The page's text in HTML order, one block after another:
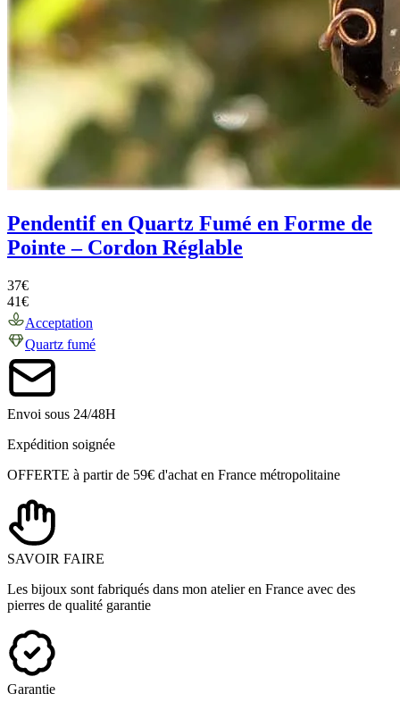
Pendentif en Quartz Fumé en Forme de
Pointe – Cordon Réglable
37€
41€
Acceptation
Quartz fumé
Envoi sous 24/48H
Expédition soignée
OFFERTE à partir de 59€ d'achat en France métropolitaine
SAVOIR FAIRE
Les bijoux sont fabriqués dans mon atelier en France avec des
pierres de qualité garantie
Garantie